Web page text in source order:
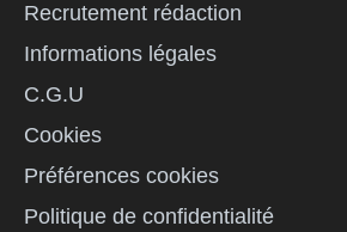
Recrutement rédaction
Informations légales
C.G.U
Cookies
Préférences cookies
Politique de confidentialité